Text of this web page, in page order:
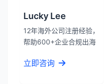
Lucky Lee
12年海外公司注册经验，
帮助600+企业合规出海
立即咨询